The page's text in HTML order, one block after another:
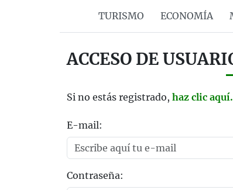
TURISMO ECONOMÍA
ACCESO DE
Si no estás registrado, haz clic aquí.
E-mail:
Contraseña: